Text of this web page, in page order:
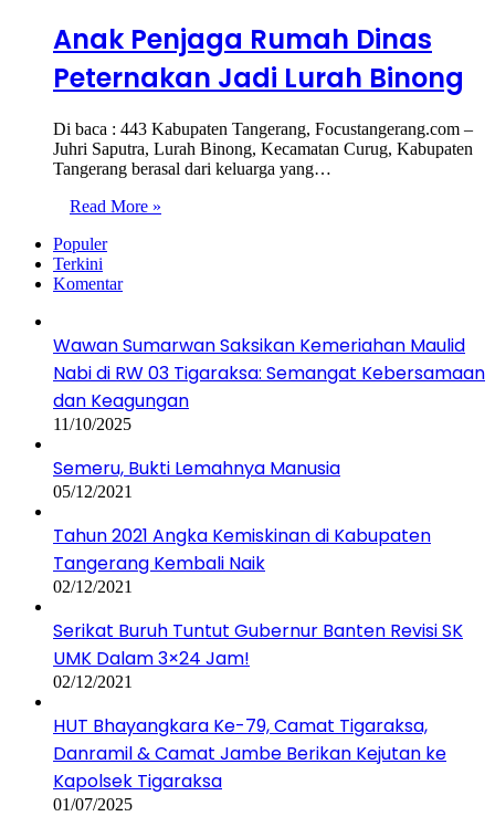
Anak Penjaga Rumah Dinas
Peternakan Jadi Lurah Binong
Di baca : 443 Kabupaten Tangerang, Focustangerang.com –
Juhri Saputra, Lurah Binong, Kecamatan Curug, Kabupaten
Tangerang berasal dari keluarga yang…
Read More »
Populer
Terkini
Komentar
Wawan Sumarwan Saksikan Kemeriahan Maulid
Nabi di RW 03 Tigaraksa: Semangat Kebersamaan
dan Keagungan
11/10/2025
Semeru, Bukti Lemahnya Manusia
05/12/2021
Tahun 2021 Angka Kemiskinan di Kabupaten
Tangerang Kembali Naik
02/12/2021
Serikat Buruh Tuntut Gubernur Banten Revisi SK
UMK Dalam 3×24 Jam!
02/12/2021
HUT Bhayangkara Ke-79, Camat Tigaraksa,
Danramil & Camat Jambe Berikan Kejutan ke
Kapolsek Tigaraksa
01/07/2025